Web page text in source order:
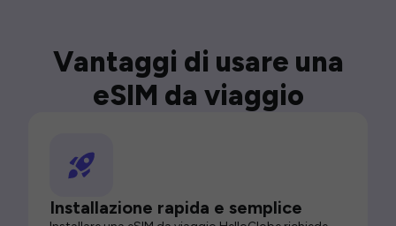
Vantaggi di usare una
eSIM da viaggio
Installazione rapida e semplice